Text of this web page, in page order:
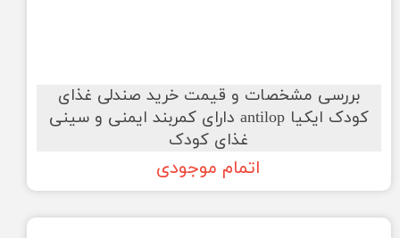
بررسی مشخصات و قیمت خرید صندلی غذای
کودک ایکیا antilop دارای کمربند ایمنی و سینی
غذای کودک
اتمام موجودی